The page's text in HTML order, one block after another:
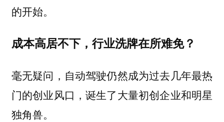
的开始。
成本高居不下，行业洗牌在所难免？
毫无疑问，自动驾驶仍然成为过去几年最热
门的创业风口，诞生了大量初创企业和明星
独角兽。